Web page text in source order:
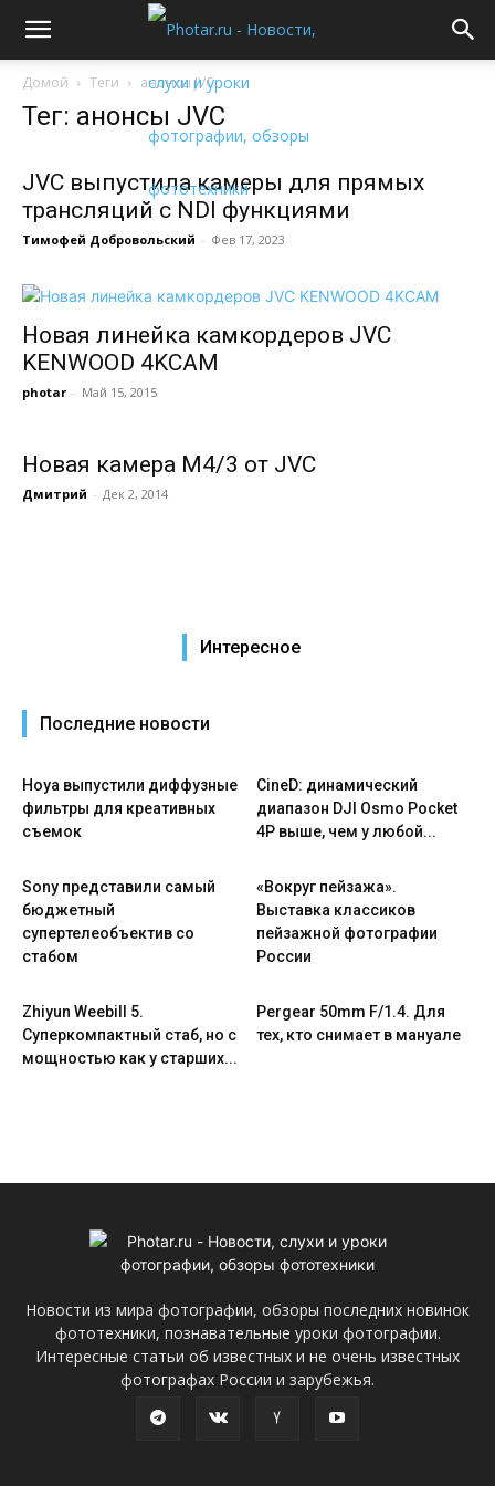
Домой Теги анонсы JVC
Тег: анонсы JVC
JVC выпустила камеры для прямых
трансляций с NDI функциями
Тимофей Добровольский - Фев 17, 2023
Новая линейка камкордеров JVC
KENWOOD 4KCAM
photar - Май 15, 2015
Новая камера M4/3 от JVC
Дмитрий - Дек 2, 2014
Интересное
Последние новости
Hoya выпустили диффузные
фильтры для креативных
съемок
CineD: динамический
диапазон DJI Osmo Pocket
4P выше, чем у любой...
Sony представили самый
бюджетный
супертелеобъектив со
стабом
«Вокруг пейзажа».
Выставка классиков
пейзажной фотографии
России
Zhiyun Weebill 5.
Cуперкомпактный стаб, но с
мощностью как у старших...
Pergear 50mm F/1.4. Для
тех, кто снимает в мануале
Новости из мира фотографии, обзоры последних новинок
фототехники, познавательные уроки фотографии.
Интересные статьи об известных и не очень известных
фотографах России и зарубежья.